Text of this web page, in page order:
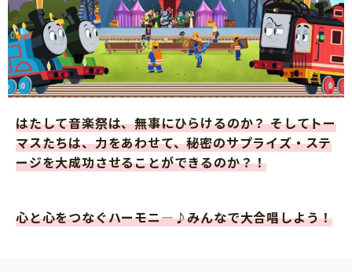
はたして音楽祭は、無事にひらけるのか？ そしてトー
マスたちは、力をあわせて、秘密のサプライズ・ステ
ージを大成功させることができるのか？！
心と心をつなぐハーモニ―♪みんなで大合唱しよう！